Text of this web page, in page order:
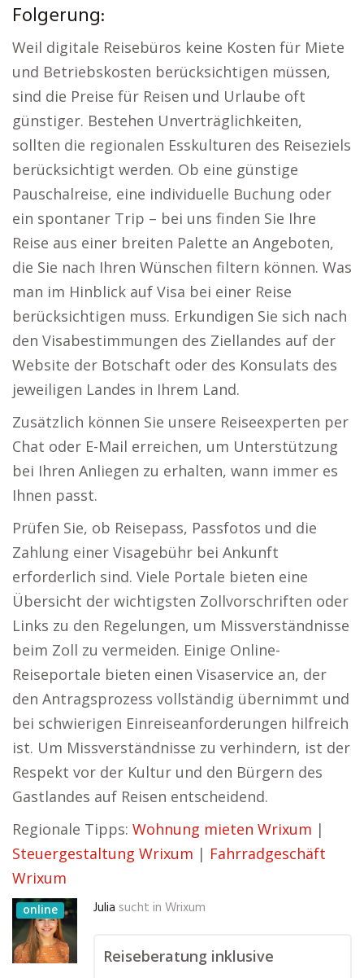
Folgerung:
Weil digitale Reisebüros keine Kosten für Miete
und Betriebskosten berücksichtigen müssen,
sind die Preise für Reisen und Urlaube oft
günstiger. Bestehen Unverträglichkeiten,
sollten die regionalen Esskulturen des Reiseziels
berücksichtigt werden. Ob eine günstige
Pauschalreise, eine individuelle Buchung oder
ein spontaner Trip – bei uns finden Sie Ihre
Reise aus einer breiten Palette an Angeboten,
die Sie nach Ihren Wünschen filtern können. Was
man im Hinblick auf Visa bei einer Reise
berücksichtigen muss. Erkundigen Sie sich nach
den Visabestimmungen des Ziellandes auf der
Website der Botschaft oder des Konsulats des
jeweiligen Landes in Ihrem Land.
Zusätzlich können Sie unsere Reiseexperten per
Chat oder E-Mail erreichen, um Unterstützung
bei Ihren Anliegen zu erhalten, wann immer es
Ihnen passt.
Prüfen Sie, ob Reisepass, Passfotos und die
Zahlung einer Visagebühr bei Ankunft
erforderlich sind. Viele Portale bieten eine
Übersicht der wichtigsten Zollvorschriften oder
Links zu den Regelungen, um Missverständnisse
beim Zoll zu vermeiden. Einige Online-
Reiseportale bieten einen Visaservice an, der
den Antragsprozess vollständig übernimmt und
bei schwierigen Einreiseanforderungen hilfreich
ist. Um Missverständnisse zu verhindern, ist der
Respekt vor der Kultur und den Bürgern des
Gastlandes auf Reisen entscheidend.
Regionale Tipps: Wohnung mieten Wrixum |
Steuergestaltung Wrixum | Fahrradgeschäft
Wrixum
online Julia sucht in Wrixum
Reiseberatung inklusive